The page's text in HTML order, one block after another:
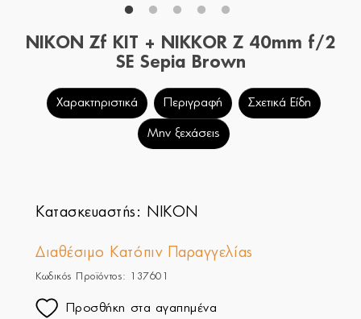
NIKON Zf KIT + NIKKOR Z 40mm f/2
SE Sepia Brown
Χαρακτηριστικά Περιγραφή Σχετικά Είδη
Μην ξεχάσεις
Κατασκευαστής: NIKON
Διαθέσιμο Κατόπιν Παραγγελίας
Κωδικός Προϊόντος: 137601
Προσθήκη στα αγαπημένα